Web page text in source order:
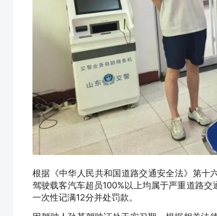
根据《中华人民共和国道路交通安全法》第十
驾驶载客汽车超员100%以上均属于严重道路
一次性记满12分并处罚款。